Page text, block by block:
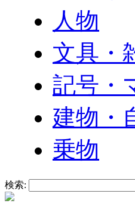
人物
文具・
記号・
建物・
乗物
検索: